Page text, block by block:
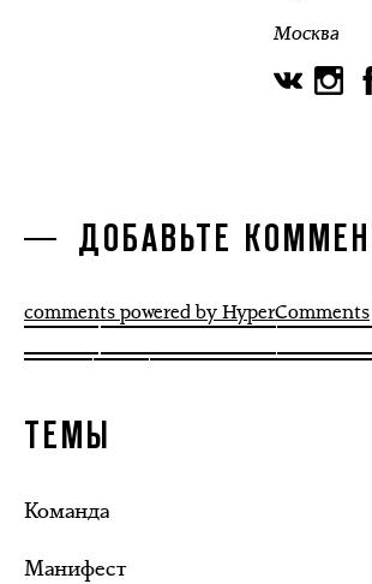
Москва
ДОБАВЬТЕ
comments powered by HyperComments
ТЕМЫ
Команда
Манифест